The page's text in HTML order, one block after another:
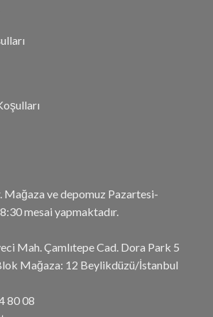
Mağaza ve depomuz Pazartesi-
mesai yapmaktadır.
Mah. Çamlıtepe Cad. Dora Park 5
Mağaza: 12 Beylikdüzü/İstanbul
80 08